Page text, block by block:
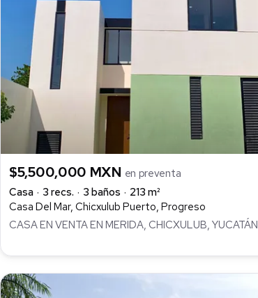
$5,500,000 MXN en preventa
Casa
3 recs. 3 baños
213 m²
Casa Del Mar, Chicxulub Puerto, Progreso
CASA EN VENTA EN MERIDA, CHICXULUB, YUCATÁN